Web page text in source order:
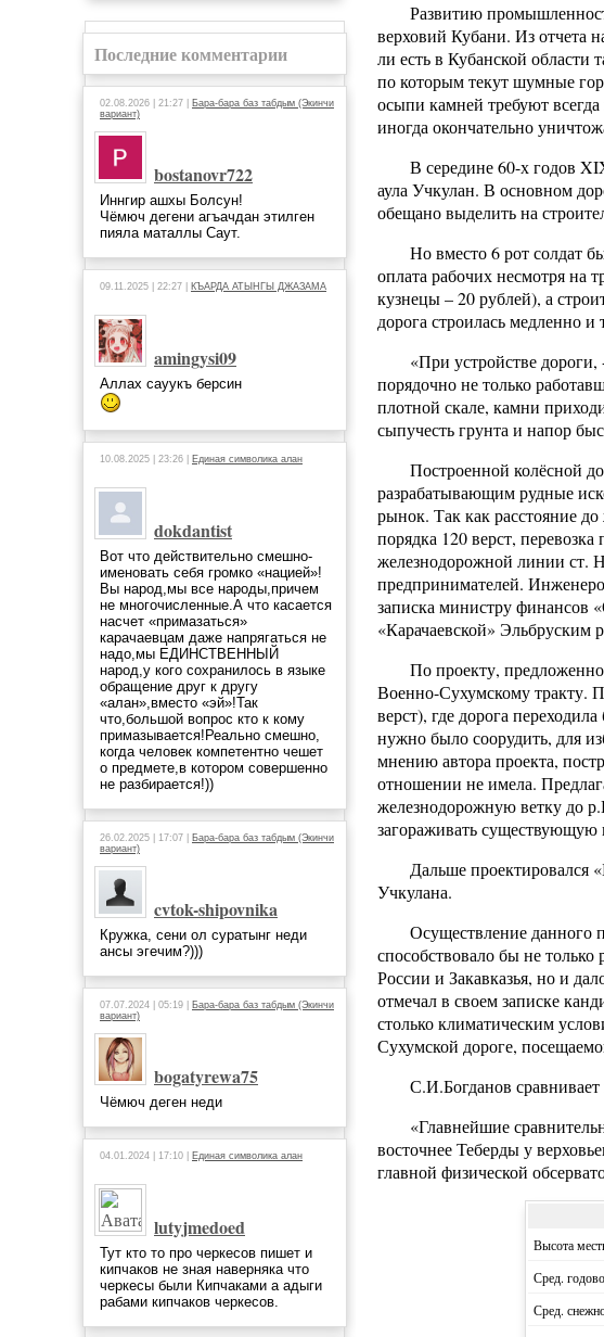
Последние комментарии
02.08.2026 | 21:27 | Бара-бара баз табдым (Экинчи
вариант)
bostanovr722
Иннгир ашхы Болсун!
Чёмюч дегени агъачдан этилген
пияла маталлы Саут.
09.11.2025 | 22:27 | КЪАРДА АТЫНГЫ ДЖАЗАМА
amingysi09
Аллах сауукъ берсин
10.08.2025 | 23:26 | Единая символика алан
dokdantist
Вот что действительно смешно-
именовать себя громко «нацией»!
Вы народ,мы все народы,причем
не многочисленные.А что касается
насчет «примазаться»
карачаевцам даже напрягаться не
надо,мы ЕДИНСТВЕННЫЙ
народ,у кого сохранилось в языке
обращение друг к другу
«алан»,вместо «эй»!Так
что,большой вопрос кто к кому
примазывается!Реально смешно,
когда человек компетентно чешет
о предмете,в котором совершенно
не разбирается!))
26.02.2025 | 17:07 | Бара-бара баз табдым (Экинчи
вариант)
cvtok-shipovnika
Кружка, сени ол суратынг неди
ансы эгечим?)))
07.07.2024 | 05:19 | Бара-бара баз табдым (Экинчи
вариант)
bogatyrewa75
Чёмюч деген неди
04.01.2024 | 17:10 | Единая символика алан
lutyjmedoed
Тут кто то про черкесов пишет и
кипчаков не зная наверняка что
черкесы были Кипчаками а адыги
рабами кипчаков черкесов.
Развитию
верховий Кубани. Из отчета
ли есть в Кубанской области
по которым текут шумные
осыпи камней требуют
иногда окончательно
В середине 60-х годов
аула Учкулан. В основном
обещано выделить на
Но вместо 6 рот солдат
оплата рабочих несмотря на
кузнецы – 20 рублей), а
дорога строилась медленно и
«При устройстве
порядочно не только
плотной скале, камни
сыпучесть грунта и напор
Построенной колёсной
разрабатывающим рудные
рынок. Так как расстояние
порядка 120 верст,
железнодорожной линии ст.
предпринимателей.
записка министру финансов
«Карачаевской» Эльбруским
По проекту,
Военно-Сухумскому тракту.
верст), где дорога
нужно было соорудить, для
мнению автора проекта,
отношении не имела.
железнодорожную ветку до
загораживать существующую
Дальше проектировался
Учкулана.
Осуществление данного
способствовало бы не
России и Закавказья, но и
отмечал в своем записке
столько климатическим
Сухумской дороге,
С.И.Богданов
«Главнейшие
восточнее Теберды у
главной физической
Высота
Сред.
Сред.